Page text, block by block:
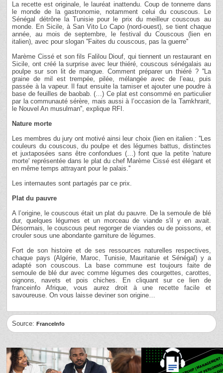
La recette est originale, le lauréat inattendu. Coup de tonnerre dans
le monde de la gastronomie, notamment celui du couscous. Le
Sénégal détrône la Tunisie pour le prix du meilleur couscous au
monde. En Sicile, à San Vito Lo Capo (nord-ouest), se tient chaque
année, au mois de septembre, le festival du Couscous (lien en
italien), avec pour slogan ''Faites du couscous, pas la guerre''
Marème Cissé et son fils Falilou Diouf, qui tiennent un restaurant en
Sicile, ont créé la surprise avec leur thiéré, couscous sénégalais au
poulpe sur son lit de mangue. Comment préparer un thiéré ? ''La
graine de mil est trempée, pilée, mélangée avec de l’eau, puis
passée à la vapeur. Il faut ensuite la tamiser et ajouter une poudre à
base de feuilles de baobab. (…) Ce plat est consommé en particulier
par la communauté sérère, mais aussi à l’occasion de la Tamkhrarit,
le Nouvel An musulman'', explique RFI.
Nature morte
Les membres du jury ont motivé ainsi leur choix (lien en italien : ''Les
couleurs du couscous, du poulpe et des légumes battus, distinctes
et juxtaposées sans être confondues (…) font que la petite 'nature
morte' représentée dans le plat du chef Marème Cissé est élégant et
en même temps attrayant pour le palais.''
Les internautes sont partagés par ce prix.
Plat du pauvre
A l’origine, le couscous était un plat du pauvre. De la semoule de blé
dur, quelques légumes et un morceau de viande s'il y en avait.
Désormais, le couscous peut regorger de viandes ou de poissons, et
crouler sous une abondante garniture de légumes.
Fort de son histoire et de ses ressources naturelles respectives,
chaque pays (Algérie, Maroc, Tunisie, Mauritanie et Sénégal) y a
adapté son couscous. La base commune est toujours faite de
semoule de blé dur avec comme légumes des courgettes, carottes,
oignons, navets et pois chiches. En cliquant sur ce lien de
franceinfo Afrique, vous aurez droit à une recette facile et
savoureuse. On vous laisse deviner son origine…
Source:FranceInfo